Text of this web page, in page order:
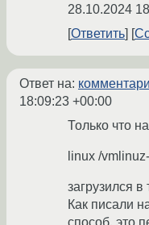
28.10.2024
Ответить
Ответ на:
18:09:23 +00:00
Только что
linux /
загрузился
Как писали